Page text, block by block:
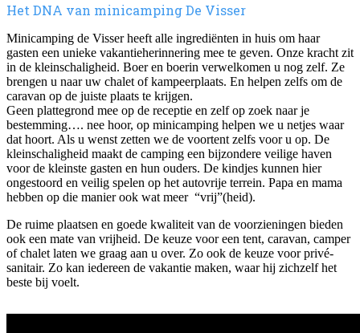
Het DNA van minicamping De Visser
Minicamping de Visser heeft alle ingrediënten in huis om haar
gasten een unieke vakantieherinnering mee te geven. Onze kracht zit
in de kleinschaligheid. Boer en boerin verwelkomen u nog zelf. Ze
brengen u naar uw chalet of kampeerplaats. En helpen zelfs om de
caravan op de juiste plaats te krijgen.
Geen plattegrond mee op de receptie en zelf op zoek naar je
bestemming…. nee hoor, op minicamping helpen we u netjes waar
dat hoort. Als u wenst zetten we de voortent zelfs voor u op. De
kleinschaligheid maakt de camping een bijzondere veilige haven
voor de kleinste gasten en hun ouders. De kindjes kunnen hier
ongestoord en veilig spelen op het autovrije terrein. Papa en mama
hebben op die manier ook wat meer “vrij”(heid).
De ruime plaatsen en goede kwaliteit van de voorzieningen bieden
ook een mate van vrijheid. De keuze voor een tent, caravan, camper
of chalet laten we graag aan u over. Zo ook de keuze voor privé-
sanitair. Zo kan iedereen de vakantie maken, waar hij zichzelf het
beste bij voelt.